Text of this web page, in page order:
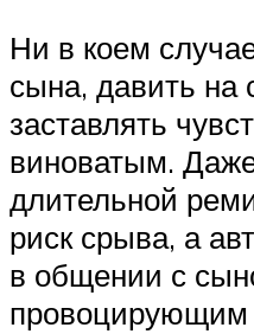
Ни в коем
сына, давить на
заставлять
виноватым.
длительной
риск срыва, а
в общении с